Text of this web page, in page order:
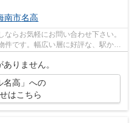
南市名高
ならお気軽にお問い合わせ下さい。
です。幅広い層に好評な、駅から
りません。
名高」への
はこちら